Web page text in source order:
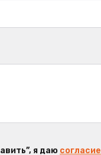
я даю согласие